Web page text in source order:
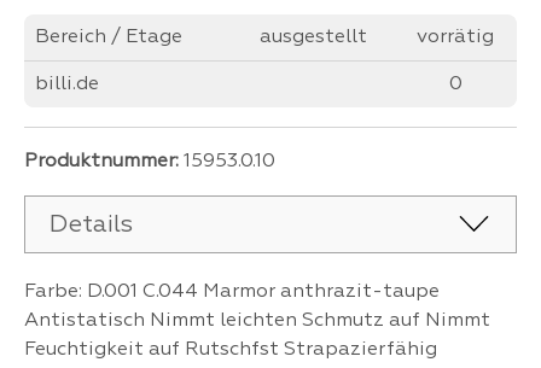
Bereich / Etage ausgestellt vorrätig
billi.de 0
Produktnummer: 15953.0.10
Details
Farbe: D.001 C.044 Marmor anthrazit-taupe
Antistatisch Nimmt leichten Schmutz auf Nimmt
Feuchtigkeit auf Rutschfst Strapazierfähig